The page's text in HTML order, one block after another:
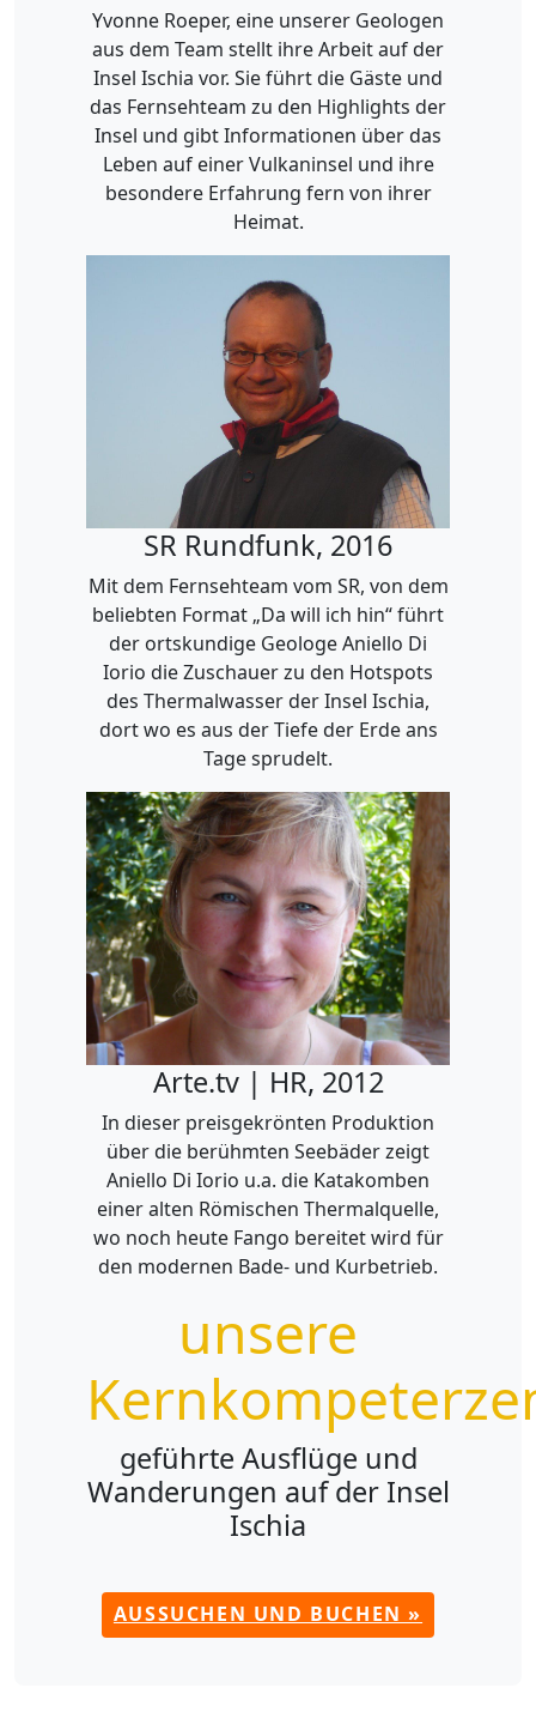
Yvonne Roeper, eine unserer Geologen
aus dem Team stellt ihre Arbeit auf der
Insel Ischia vor. Sie führt die Gäste und
das Fernsehteam zu den Highlights der
Insel und gibt Informationen über das
Leben auf einer Vulkaninsel und ihre
besondere Erfahrung fern von ihrer
Heimat.
SR Rundfunk, 2016
Mit dem Fernsehteam vom SR, von dem
beliebten Format „Da will ich hin“ führt
der ortskundige Geologe Aniello Di
Iorio die Zuschauer zu den Hotspots
des Thermalwasser der Insel Ischia,
dort wo es aus der Tiefe der Erde ans
Tage sprudelt.
Arte.tv | HR, 2012
In dieser preisgekrönten Produktion
über die berühmten Seebäder zeigt
Aniello Di Iorio u.a. die Katakomben
einer alten Römischen Thermalquelle,
wo noch heute Fango bereitet wird für
den modernen Bade- und Kurbetrieb.
unsere
geführte Ausflüge und
Wanderungen auf der Insel
Ischia
AUSSUCHEN UND BUCHEN »